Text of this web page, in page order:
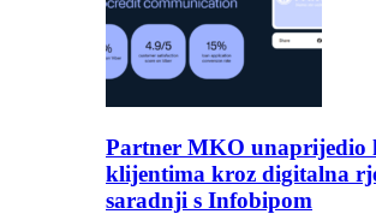
Partner MKO unaprijedio
klijentima kroz digitalna
saradnji s Infobipom